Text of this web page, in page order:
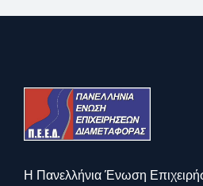
Η Πανελλήνια Ένωση